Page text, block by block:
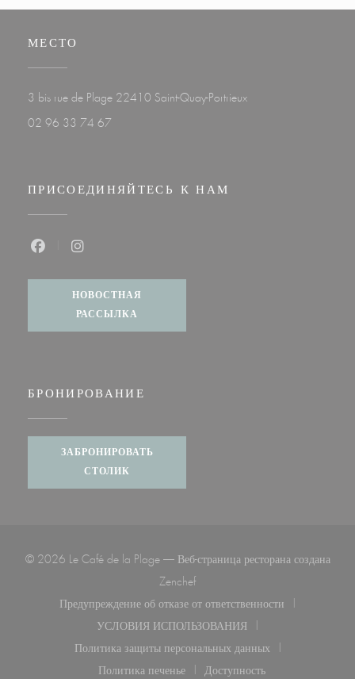
МЕСТО
3 bis rue de Plage 22410 Saint-Quay-Portrieux((открывается в новом
02 96 33 74 67
ПРИСОЕДИНЯЙТЕСЬ К НАМ
НОВОСТНАЯ
РАССЫЛКА
БРОНИРОВАНИЕ
ЗАБРОНИРОВАТЬ
СТОЛИК
© 2026 Le Café de la Plage — Веб-страница ресторана создана
Zenchef((открывается в новом окне))
Предупреждение об отказе от ответственности
УСЛОВИЯ ИСПОЛЬЗОВАНИЯ
Политика защиты персональных данных
Политика печенье
Доступность